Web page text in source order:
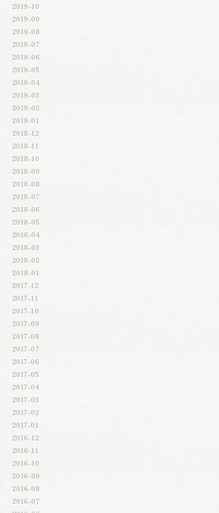
2019-10
2019-09
2019-08
2019-07
2019-06
2019-05
2019-04
2019-03
2019-02
2019-01
2018-12
2018-11
2018-10
2018-09
2018-08
2018-07
2018-06
2018-05
2018-04
2018-03
2018-02
2018-01
2017-12
2017-11
2017-10
2017-09
2017-08
2017-07
2017-06
2017-05
2017-04
2017-03
2017-02
2017-01
2016-12
2016-11
2016-10
2016-09
2016-08
2016-07